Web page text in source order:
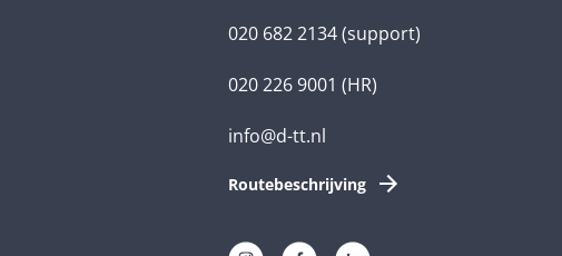
020 682 2134(support)
020 226 9001 (HR)
info@d-tt.nl
Routebeschrijving